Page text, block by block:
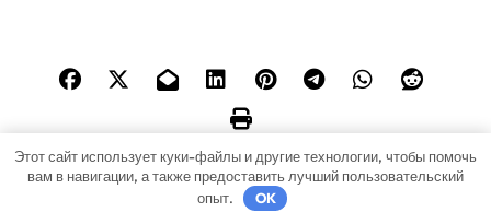
Этот сайт использует куки-файлы и другие технологии, чтобы помочь
вам в навигации, а также предоставить лучший пользовательский
опыт.
OK